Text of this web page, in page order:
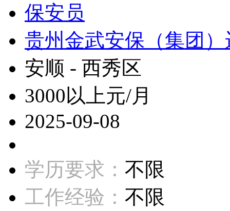
保安员
贵州金武安保（集团
安顺 - 西秀区
3000以上元/月
2025-09-08
学历要求： 不限
工作经验： 不限